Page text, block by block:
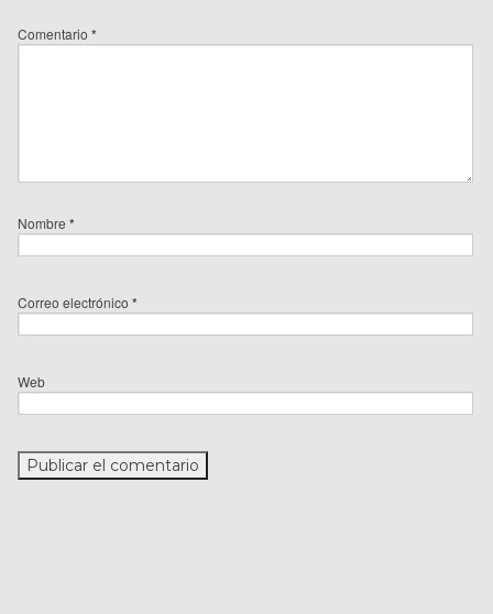
Comentario *
Nombre *
Correo electrónico *
Web